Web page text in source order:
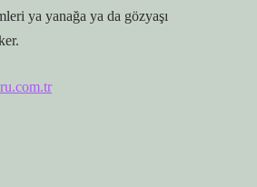
ya yanağa ya da gözyaşı